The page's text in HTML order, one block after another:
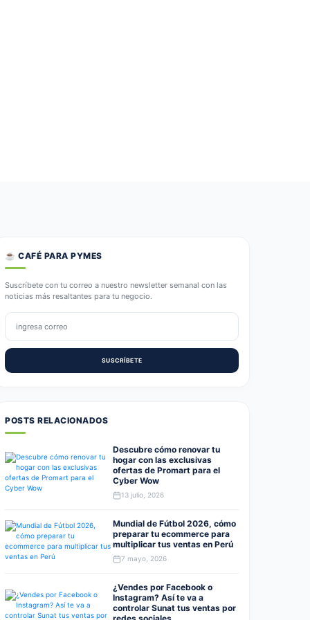
☕ CAFÉ PARA PYMES
Suscríbete con tu correo a nuestro newsletter semanal con las
noticias más resaltantes para tu negocio.
SUSCRÍBETE
POSTS RELACIONADOS
Descubre cómo renovar tu
hogar con las exclusivas
ofertas de Promart para el
Cyber Wow
13 julio, 2026
Mundial de Fútbol 2026, cómo
preparar tu ecommerce para
multiplicar tus ventas en Perú
7 mayo, 2026
¿Vendes por Facebook o
Instagram? Así te va a
controlar Sunat tus ventas por